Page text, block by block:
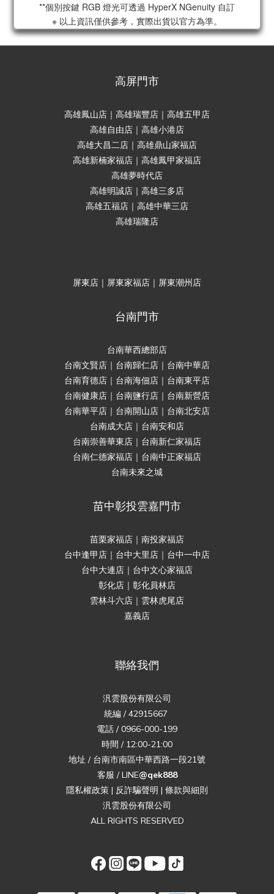
**個別按鍵 RGB 燈光可透過 HyperX NGenuity 自訂
※ 以上資訊僅供參考，實際出貨以官方為準。
高屏門市
高雄鳳山店｜高雄瑞豐店｜高雄五甲店
高雄自由店｜高雄小港店
高雄大昌二店｜高雄鼎山家福店
高雄新楠家福店｜高雄鳳甲家福店
高雄夢時代店
高雄明誠店｜高雄三多店
高雄五福店｜高雄中華三店
高雄瑞隆店
屏東店｜屏東家福店｜屏東潮州店
台南門市
台南華西總部店
台南文賢店｜台南歸仁店｜台南中華店
台南育德店｜台南海佃店｜台南東平店
台南健康店｜台南鹽行店｜台南新營店
台南華平店｜台南開山店｜台南北安店
台南成大店｜台南安和店
台南崇善華東店｜台南新仁家福店
台南仁德家福店｜台南中正家福店
台南未來之城
苗中彰投雲嘉門市
苗栗家福店｜南投家福店
台中逢甲店｜台中大里店｜台中一中店
台中大連店｜台中文心家福店
彰化店｜彰化員林店
雲林斗六店｜雲林虎尾店
嘉義店
聯絡我們
汎雲股份有限公司
統編 / 42915667
電話 / 0966-000-199
時間 / 12:00-21:00
地址 / 台南市南區中華西路一段21號
客服 / LINE@qek888
隱私權政策 | 反詐騙聲明 | 條款與細則
汎雲股份有限公司
ALL RIGHTS RESERVED